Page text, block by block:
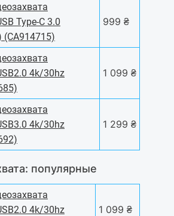
Type-C 3.0
(CA914715)
999 ₴
4k/30hz
1 099 ₴
4k/30hz
1 299 ₴
популярные
4k/30hz
1 099 ₴